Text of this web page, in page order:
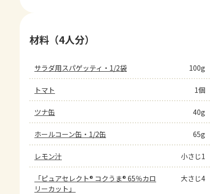
材料（4人分）
サラダ用スパゲッティ・1/2袋 100g
トマト 1個
ツナ缶 40g
ホールコーン缶・1/2缶 65g
レモン汁 小さじ1
「ピュアセレクト® コクうま® 65％カロ
リーカット」
大さじ4